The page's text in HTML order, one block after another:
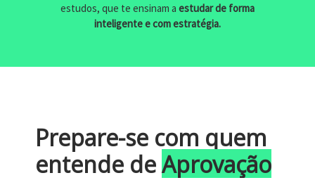
estudos, que te ensinam a estudar de forma
inteligente e com estratégia.
Prepare-se com quem
entende deAprovação